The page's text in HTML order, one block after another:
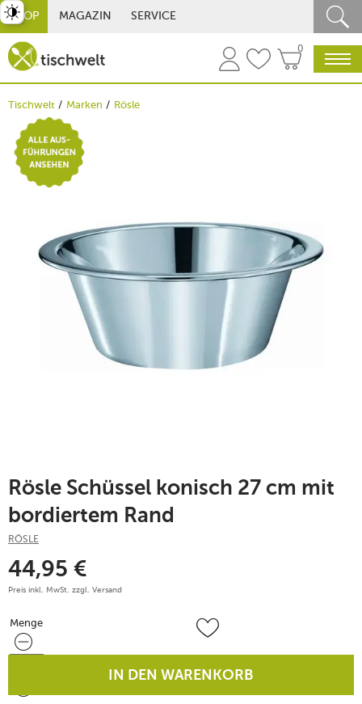
SHOP MAGAZIN SERVICE
0
Tischwelt Marken Rösle
Rösle Schüssel konisch 27 cm mit
bordiertem Rand
RÖSLE
44,95 €
Preis inkl. MwSt. zzgl. Versand
Menge
Menge
IN DEN WARENKORB
umschalten